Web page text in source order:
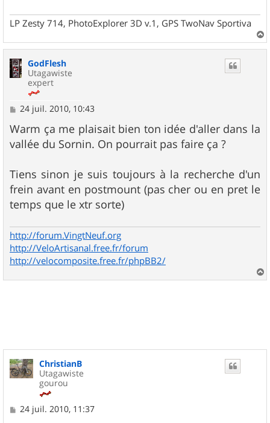
LP Zesty 714, PhotoExplorer 3D v.1, GPS TwoNav Sportiva
a
GodFlesh
Utagawiste
expert
M
s
s
a
24 juil. 2010, 10:43
Warm ça me plaisait bien ton idée d'aller dans la
vallée du Sornin. On pourrait pas faire ça ?
Tiens sinon je suis toujours à la recherche d'un
frein avant en postmount (pas cher ou en pret le
temps que le xtr sorte)
http://forum.VingtNeuf.org
http://VeloArtisanal.free.fr/forum
http://velocomposite.free.fr/phpBB2/
a
ChristianB
Utagawiste
gourou
M
24 juil. 2010, 11:37